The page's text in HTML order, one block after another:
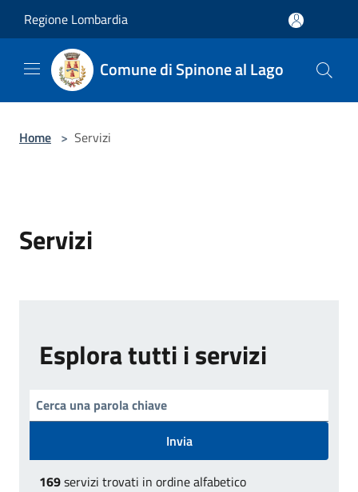
Regione Lombardia
Comune di Spinone al Lago
Home > Servizi
Servizi
Esplora tutti i servizi
Invia
169servizi trovati in ordine alfabetico